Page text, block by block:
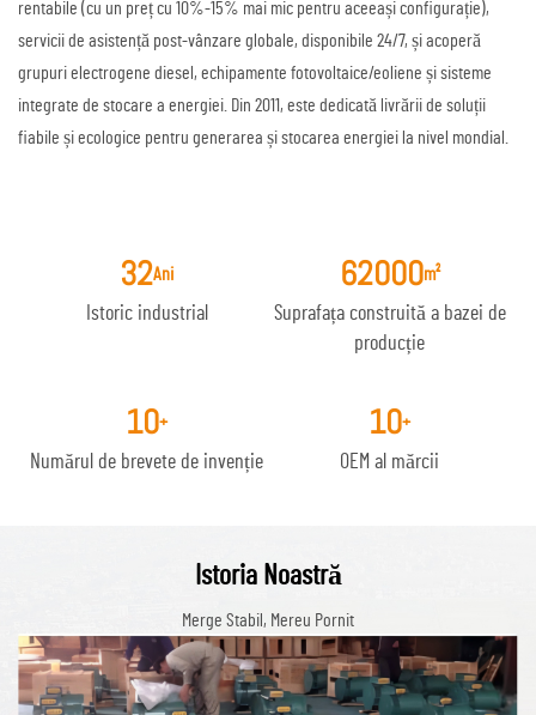
rentabile (cu un preț cu 10%-15% mai mic pentru aceeași configurație),
servicii de asistență post-vânzare globale, disponibile 24/7, și acoperă
grupuri electrogene diesel, echipamente fotovoltaice/eoliene și sisteme
integrate de stocare a energiei. Din 2011, este dedicată livrării de soluții
fiabile și ecologice pentru generarea și stocarea energiei la nivel mondial.
32Ani
Istoric industrial
62000m²
Suprafața construită a bazei de
producție
10+
Numărul de brevete de invenție
10+
OEM al mărcii
Istoria Noastră
Merge Stabil, Mereu Pornit